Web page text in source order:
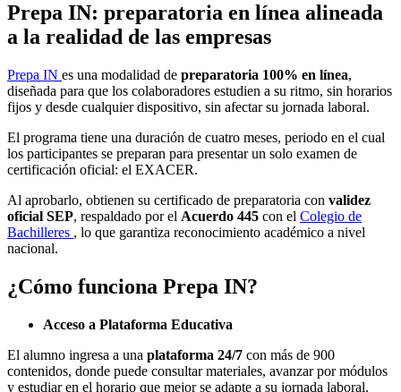
Prepa IN: preparatoria en línea alineada
a la realidad de las empresas
Prepa IN es una modalidad de preparatoria 100% en línea,
diseñada para que los colaboradores estudien a su ritmo, sin horarios
fijos y desde cualquier dispositivo, sin afectar su jornada laboral.
El programa tiene una duración de cuatro meses, periodo en el cual
los participantes se preparan para presentar un solo examen de
certificación oficial: el EXACER.
Al aprobarlo, obtienen su certificado de preparatoria con validez
oficial SEP, respaldado por el Acuerdo 445 con el Colegio de
Bachilleres , lo que garantiza reconocimiento académico a nivel
nacional.
¿Cómo funciona Prepa IN?
Acceso a Plataforma Educativa
El alumno ingresa a una plataforma 24/7 con más de 900
contenidos, donde puede consultar materiales, avanzar por módulos
y estudiar en el horario que mejor se adapte a su jornada laboral.